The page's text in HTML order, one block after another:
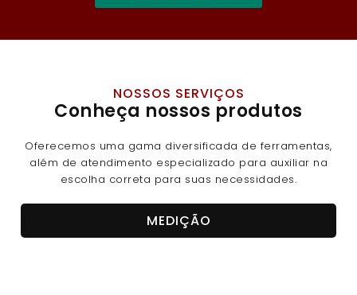
NOSSOS SERVIÇOS
Conheça nossos produtos
Oferecemos uma gama diversificada de ferramentas,
além de atendimento especializado para auxiliar na
escolha correta para suas necessidades.
MEDIÇÃO